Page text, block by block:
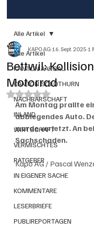
Alle Artikel
KANTON AARGAU
KANTON SOLOTHURN
NACHBARSCHAFT
INLAND
WIRTSCHAFT
VERMISCHTES
RATGEBER
IN EIGENER SACHE
KOMMENTARE
LESERBRIEFE
PUBLIREPORTAGEN
Alle Artikel
Bettwil:
Motorrad
KAPO AG16. Sept. 20251
Mit NaN von 5
Am Montag prallte
abbiegendes Auto.
wurde verletzt. An
Sachschaden.
Kapo AG / Pascal